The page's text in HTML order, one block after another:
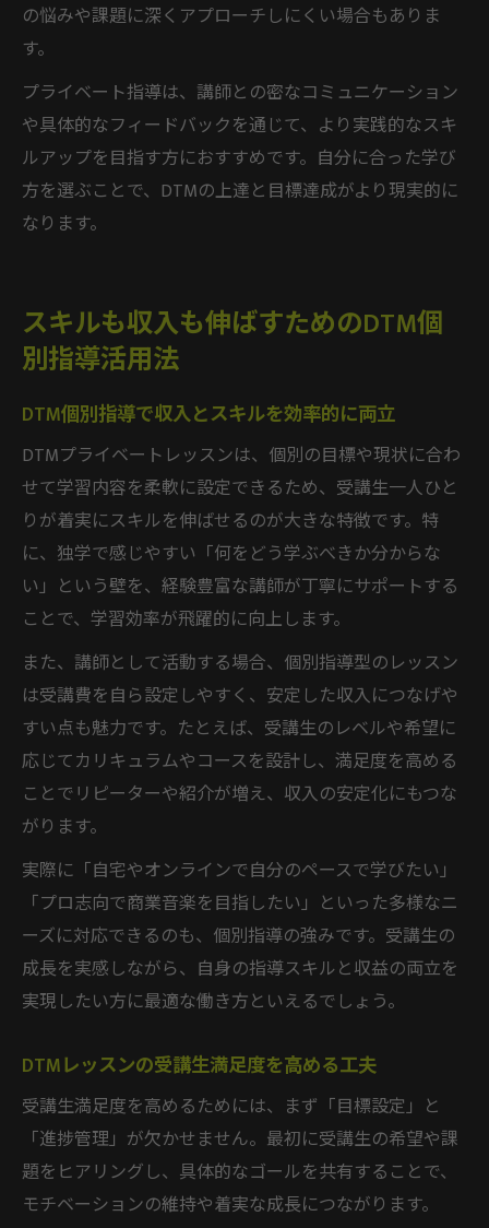
の悩みや課題に深くアプローチしにくい場合もありま
す。
プライベート指導は、講師との密なコミュニケーション
や具体的なフィードバックを通じて、より実践的なスキ
ルアップを目指す方におすすめです。自分に合った学び
方を選ぶことで、DTMの上達と目標達成がより現実的に
なります。
スキルも収入も伸ばすためのDTM個
別指導活用法
DTM個別指導で収入とスキルを効率的に両立
DTMプライベートレッスンは、個別の目標や現状に合わ
せて学習内容を柔軟に設定できるため、受講生一人ひと
りが着実にスキルを伸ばせるのが大きな特徴です。特
に、独学で感じやすい「何をどう学ぶべきか分からな
い」という壁を、経験豊富な講師が丁寧にサポートする
ことで、学習効率が飛躍的に向上します。
また、講師として活動する場合、個別指導型のレッスン
は受講費を自ら設定しやすく、安定した収入につなげや
すい点も魅力です。たとえば、受講生のレベルや希望に
応じてカリキュラムやコースを設計し、満足度を高める
ことでリピーターや紹介が増え、収入の安定化にもつな
がります。
実際に「自宅やオンラインで自分のペースで学びたい」
「プロ志向で商業音楽を目指したい」といった多様なニ
ーズに対応できるのも、個別指導の強みです。受講生の
成長を実感しながら、自身の指導スキルと収益の両立を
実現したい方に最適な働き方といえるでしょう。
DTMレッスンの受講生満足度を高める工夫
受講生満足度を高めるためには、まず「目標設定」と
「進捗管理」が欠かせません。最初に受講生の希望や課
題をヒアリングし、具体的なゴールを共有することで、
モチベーションの維持や着実な成長につながります。